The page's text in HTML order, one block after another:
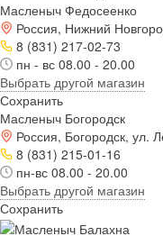
Масленыч Федосеенко
Россия, Нижний
8 (831) 217-02-73
пн - вс 08.00 - 20.00
Выбрать другой магазин
Сохранить
Масленыч Богородск
Россия, Богородск, ул.
8 (831) 215-01-16
пн-вс 08.00 - 20.00
Выбрать другой магазин
Сохранить